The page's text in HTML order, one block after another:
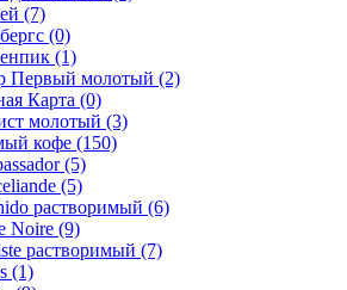
(7)
(0)
(1)
Первый молотый (2)
Карта (0)
молотый (3)
кофе (150)
(5)
(5)
растворимый (6)
Noire (9)
растворимый (7)
(1)